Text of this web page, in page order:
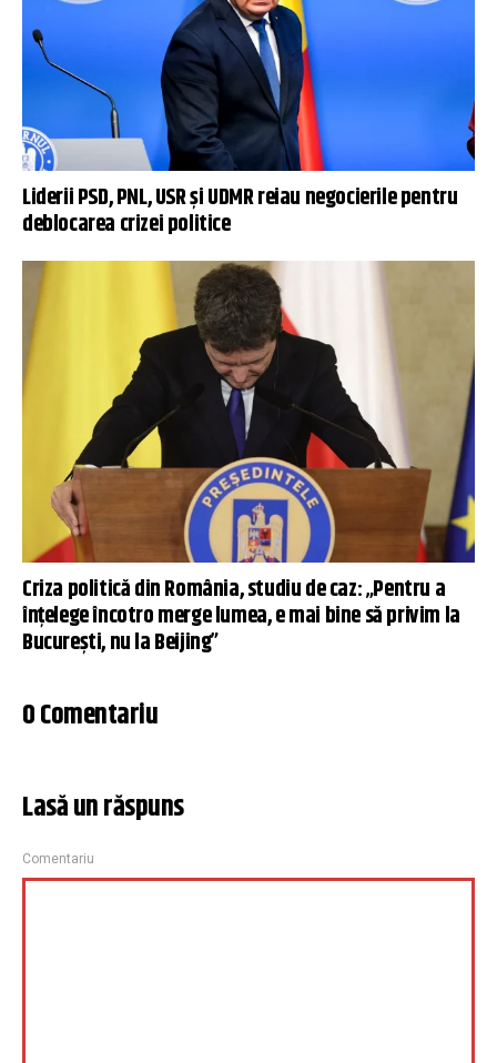
Liderii PSD, PNL, USR și UDMR reiau negocierile pentru
deblocarea crizei politice
Criza politică din România, studiu de caz: „Pentru a
înțelege încotro merge lumea, e mai bine să privim la
București, nu la Beijing”
0 Comentariu
Lasă un răspuns
Comentariu